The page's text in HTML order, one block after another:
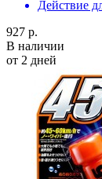
Действие
927 р.
В наличии
от 2 дней